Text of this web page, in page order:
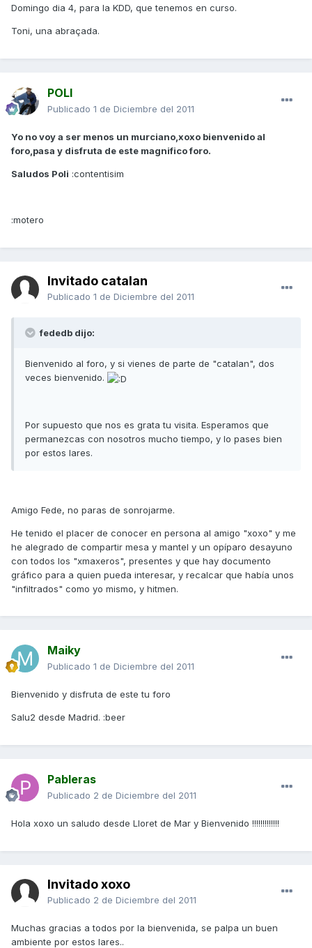
Domingo dia 4, para la KDD, que tenemos en curso.
Toni, una abraçada.
POLI
Publicado 1 de Diciembre del 2011
Yo no voy a ser menos un murciano,xoxo bienvenido al
foro,pasa y disfruta de este magnifico foro.
Saludos Poli :contentisim
:motero
Invitado catalan
Publicado 1 de Diciembre del 2011
fededb dijo:
Bienvenido al foro, y si vienes de parte de "catalan", dos
veces bienvenido.
Por supuesto que nos es grata tu visita. Esperamos que
permanezcas con nosotros mucho tiempo, y lo pases bien
por estos lares.
Amigo Fede, no paras de sonrojarme.
He tenido el placer de conocer en persona al amigo "xoxo" y me
he alegrado de compartir mesa y mantel y un opíparo desayuno
con todos los "xmaxeros", presentes y que hay documento
gráfico para a quien pueda interesar, y recalcar que había unos
"infiltrados" como yo mismo, y hitmen.
Maiky
Publicado 1 de Diciembre del 2011
Bienvenido y disfruta de este tu foro
Salu2 desde Madrid. :beer
Pableras
Publicado 2 de Diciembre del 2011
Hola xoxo un saludo desde Lloret de Mar y Bienvenido !!!!!!!!!!!!!
Invitado xoxo
Publicado 2 de Diciembre del 2011
Muchas gracias a todos por la bienvenida, se palpa un buen
ambiente por estos lares..